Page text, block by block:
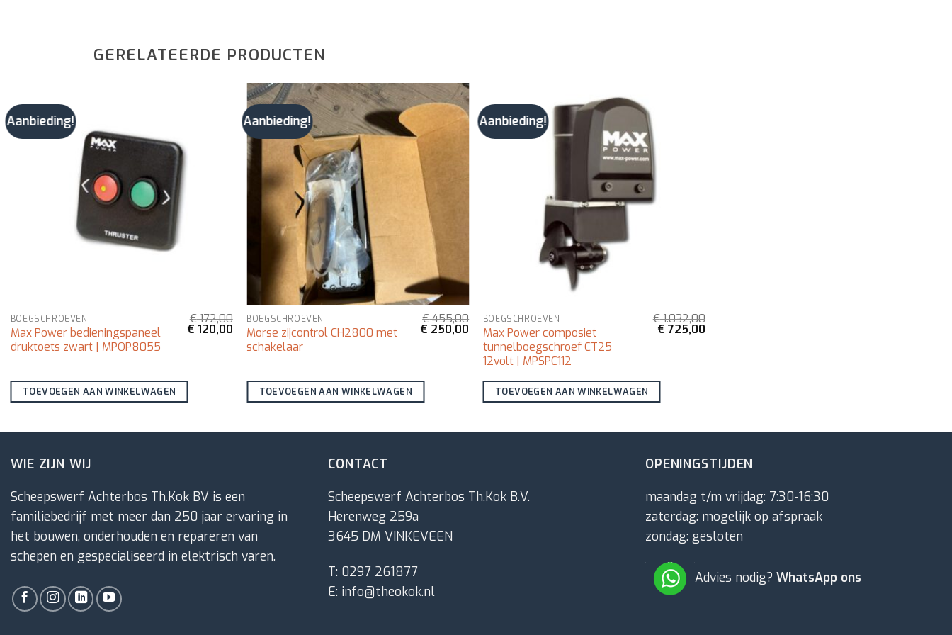
GERELATEERDE PRODUCTEN
Aanbieding!
BOEGSCHROEVEN
Max Power bedieningspaneel
druktoets zwart | MPOP8055
€172,00
Oorspronkelijke
€ 120,00Huidige
prijs
TOEVOEGEN AAN WINKELWAGEN
Aanbieding!
BOEGSCHROEVEN
Morse zijcontrol CH2800 met
schakelaar
€455,00
Oorspronkelijke
€ 250,00 Huidige
prijs
€ 250,00.
TOEVOEGEN AAN WINKELWAGEN
Aanbieding!
BOEGSCHROEVEN
Max Power composiet
tunnelboegschroef CT25
12volt | MPSPC112
€1.032,00
Oorspronkelijke
€ 725,00Huidige
TOEVOEGEN AAN WINKELWAGEN
WIE ZIJN WIJ
Scheepswerf Achterbos Th.Kok BV is een
familiebedrijf met meer dan 250 jaar ervaring in
het bouwen, onderhouden en repareren van
schepen en gespecialiseerd in elektrisch varen.
CONTACT
Scheepswerf Achterbos Th.Kok B.V.
Herenweg 259a
3645 DM VINKEVEEN
T: 0297 261877
E: info@theokok.nl
OPENINGSTIJDEN
maandag t/m vrijdag: 7:30-16:30
zaterdag: mogelijk op afspraak
zondag: gesloten
Advies nodig? WhatsApp ons